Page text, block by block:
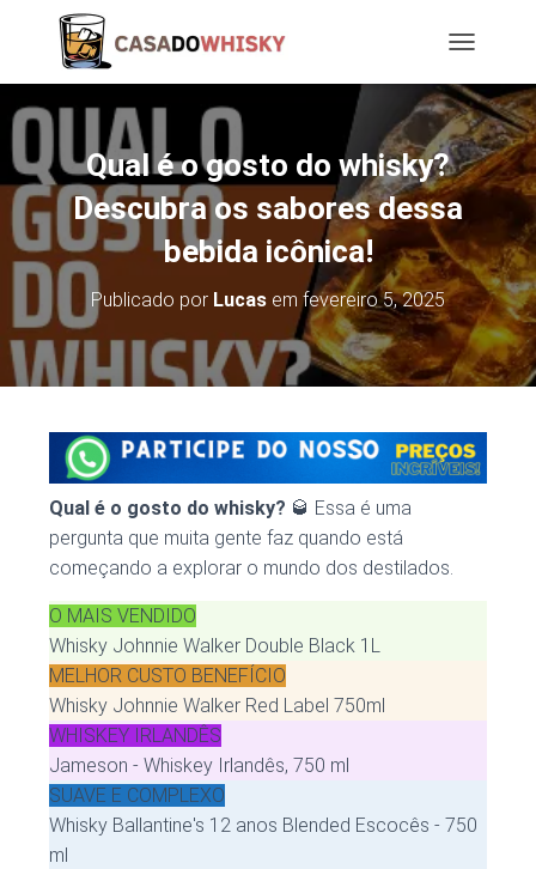
O
G
G
L
E
N
A
V
I
G
A
T
O
Qual é o gosto do whisky?
Descubra os sabores dessa
bebida icônica!
Publicado por Lucas em fevereiro 5, 2025
Qual é o gosto do whisky? 🥃 Essa é uma
pergunta que muita gente faz quando está
começando a explorar o mundo dos destilados.
O MAIS VENDIDO
Whisky Johnnie Walker Double Black 1L
MELHOR CUSTO BENEFÍCIO
Whisky Johnnie Walker Red Label 750ml
WHISKEY IRLANDÊS
Jameson - Whiskey Irlandês, 750 ml
SUAVE E COMPLEXO
Whisky Ballantine's 12 anos Blended Escocês - 750
ml